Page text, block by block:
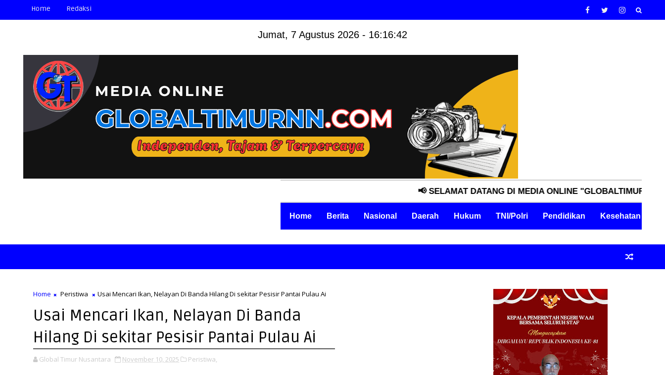
Home Redaksi
Jumat, 7 Agustus 2026 - 16:16:43
📢 SELAMAT DATANG DI MEDIA ONLINE "GLOBALTIMURNN.COM"
Home Berita Nasional Daerah Hukum TNI/Polri Pendidikan Kesehatan
Home Peristiwa Usai Mencari Ikan, Nelayan Di Banda Hilang Di sekitar Pesisir Pantai Pulau Ai
Usai Mencari Ikan, Nelayan Di Banda
Hilang Di sekitar Pesisir Pantai Pulau Ai
Global Timur Nusantara November 10, 2025 Peristiwa,